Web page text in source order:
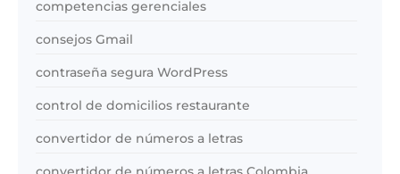
competencias gerenciales
consejos Gmail
contraseña segura WordPress
control de domicilios restaurante
convertidor de números a letras